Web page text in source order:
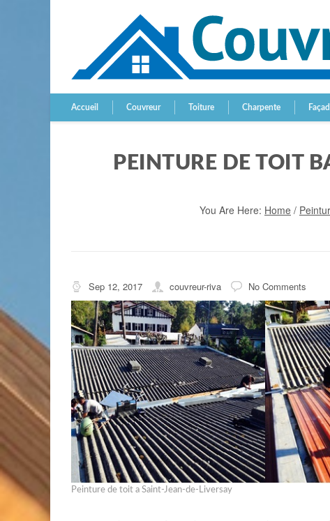
Accueil Couvreur Toiture Charpente
PEINTURE DE TOIT
You Are Here: Home /
Sep 12, 2017 couvreur-riva No Comments
Peinture de toit a Saint-Jean-de-Liversay